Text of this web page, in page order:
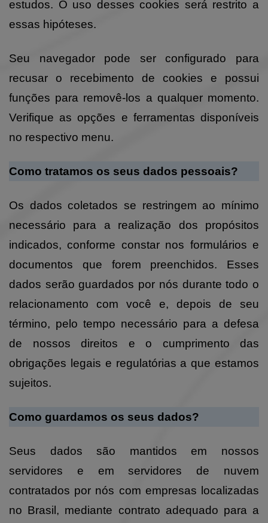
estudos. O uso desses cookies será restrito a
essas hipóteses.
Seu navegador pode ser configurado para
recusar o recebimento de cookies e possui
funções para removê-los a qualquer momento.
Verifique as opções e ferramentas disponíveis
no respectivo menu.
Como tratamos os seus dados pessoais?
Os dados coletados se restringem ao mínimo
necessário para a realização dos propósitos
indicados, conforme constar nos formulários e
documentos que forem preenchidos. Esses
dados serão guardados por nós durante todo o
relacionamento com você e, depois de seu
término, pelo tempo necessário para a defesa
de nossos direitos e o cumprimento das
obrigações legais e regulatórias a que estamos
sujeitos.
Como guardamos os seus dados?
Seus dados são mantidos em nossos
servidores e em servidores de nuvem
contratados por nós com empresas localizadas
no Brasil, mediante contrato adequado para a